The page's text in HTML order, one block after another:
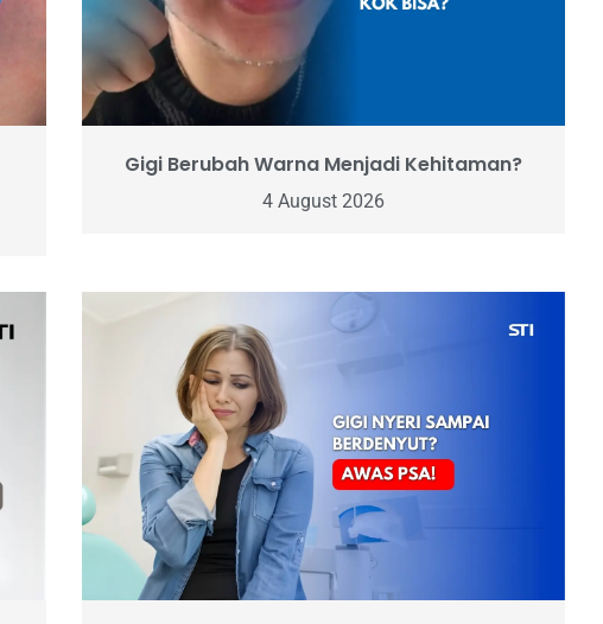
Gigi Berubah Warna Menjadi Kehitaman?
4 August 2026